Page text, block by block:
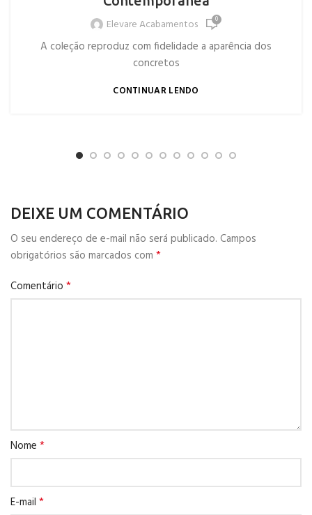
Elevare Acabamentos
0
A coleção reproduz com fidelidade a aparência dos
concretos
CONTINUAR LENDO
DEIXE UM COMENTÁRIO
O seu endereço de e-mail não será publicado. Campos
obrigatórios são marcados com *
Comentário *
Nome *
E-mail *